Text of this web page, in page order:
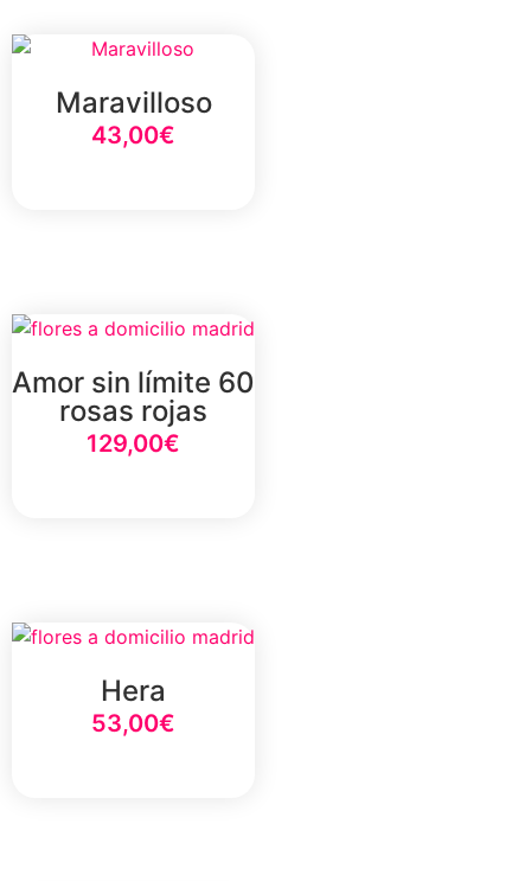
Maravilloso
43,00€
Amor sin límite 60
rosas rojas
129,00€
Hera
53,00€